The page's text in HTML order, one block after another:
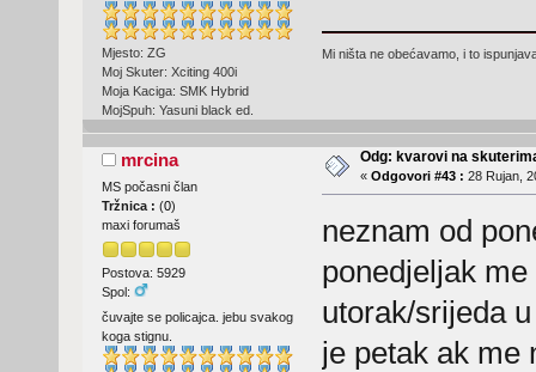
Mjesto: ZG
Moj Skuter: Xciting 400i
Moja Kaciga: SMK Hybrid
MojSpuh: Yasuni black ed.
Mi ništa ne obećavamo, i to
mrcina
MS počasni član
Tržnica : (0)
maxi forumaš
Postova: 5929
Spol:
čuvajte se policajca. jebu svakog
koga stignu.
Odg: kvarovi na
« Odgovori #43 : 28 Rujan,
neznam od
ponedjeljak
utorak/srijeda
je petak ak me